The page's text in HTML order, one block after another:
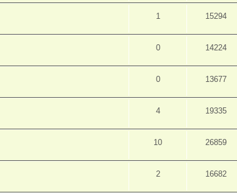
1 15294
0 14224
0 13677
4 19335
10 26859
2 16682